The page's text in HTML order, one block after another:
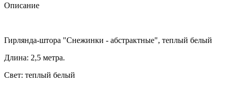
Описание
Гирлянда-штора "Снежинки - абстрактные", теплый белый
Длина: 2,5 метра.
Свет: теплый белый